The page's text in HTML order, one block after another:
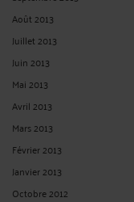
Août 2013
Juillet 2013
Juin 2013
Mai 2013
Avril 2013
Mars 2013
Février 2013
Janvier 2013
Octobre 2012